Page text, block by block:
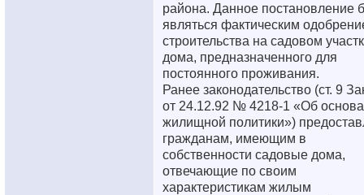
района. Данное постановление
являться фактическим
строительства на садовом
дома, предназначенного для
постоянного проживания.
Ранее законодательство (ст. 9
от 24.12.92 № 4218-1 «Об
жилищной политики»)
гражданам, имеющим в
собственности садовые дома,
отвечающие по своим
характеристикам жилым